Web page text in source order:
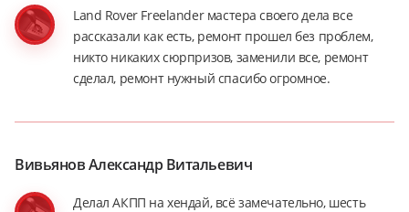
Land Rover Freelander мастера своего дела все
рассказали как есть, ремонт прошел без проблем,
никто никаких сюрпризов, заменили все, ремонт
сделал, ремонт нужный спасибо огромное.
Вивьянов Александр Витальевич
Делал АКПП на хендай, всё замечательно, шесть